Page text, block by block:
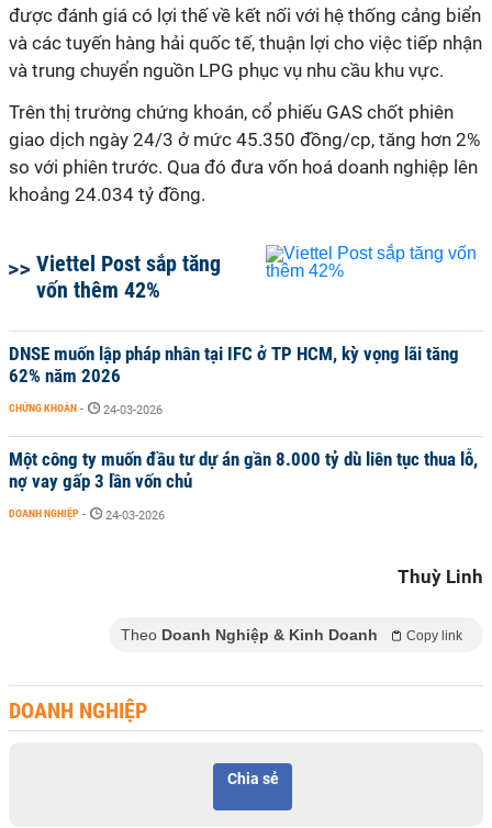
được đánh giá có lợi thế về kết nối với hệ thống cảng biển
và các tuyến hàng hải quốc tế, thuận lợi cho việc tiếp nhận
và trung chuyển nguồn LPG phục vụ nhu cầu khu vực.
Trên thị trường chứng khoán, cổ phiếu GAS chốt phiên
giao dịch ngày 24/3 ở mức 45.350 đồng/cp, tăng hơn 2%
so với phiên trước. Qua đó đưa vốn hoá doanh nghiệp lên
khoảng 24.034 tỷ đồng.
Viettel Post sắp tăng
vốn thêm 42%
DNSE muốn lập pháp nhân tại IFC ở TP HCM, kỳ vọng lãi tăng
62% năm 2026
CHỨNG KHOÁN - 24-03-2026
Một công ty muốn đầu tư dự án gần 8.000 tỷ dù liên tục thua lỗ,
nợ vay gấp 3 lần vốn chủ
DOANH NGHIỆP - 24-03-2026
Thuỳ Linh
Theo Doanh Nghiệp & Kinh Doanh Copy link
DOANH NGHIỆP
Chia sẻ